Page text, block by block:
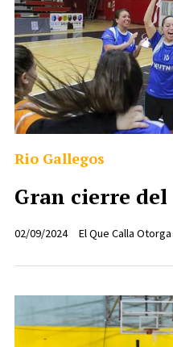
Gran cierre
El Que Calla Otorga
Rio Gallegos
02/09/2024